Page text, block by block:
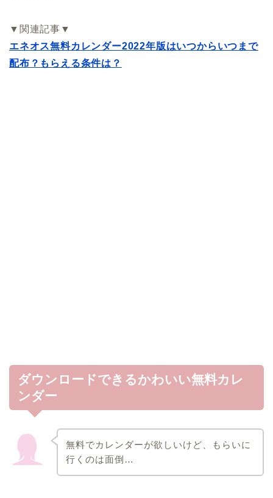
▼関連記事▼
エネオス無料カレンダー2022年版はいつからいつまで
配布？もらえる条件は？
ダウンロードできるかわいい無料カレ
ンダー
無料でカレンダーが欲しいけど、もらいに
行くのは面倒…